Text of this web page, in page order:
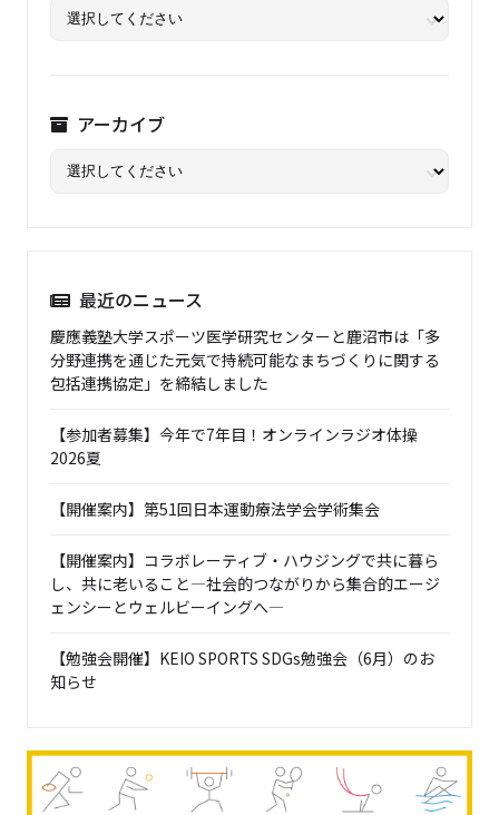
アーカイブ
最近のニュース
慶應義塾大学スポーツ医学研究センターと鹿沼市は「多
分野連携を通じた元気で持続可能なまちづくりに関する
包括連携協定」を締結しました
【参加者募集】今年で7年目！オンラインラジオ体操
2026夏
【開催案内】第51回日本運動療法学会学術集会
【開催案内】コラボレーティブ・ハウジングで共に暮ら
し、共に老いること―社会的つながりから集合的エージ
ェンシーとウェルビーイングへ―
【勉強会開催】KEIO SPORTS SDGs勉強会（6月）のお
知らせ